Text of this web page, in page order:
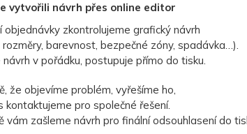
vytvořili návrh přes online editor
objednávky zkontrolujeme grafický návrh
barevnost, bezpečné zóny, spadávka…).
návrh v pořádku, postupuje přímo do tisku.
že objevíme problém, vyřešíme ho,
kontaktujeme pro společné řešení.
vám zašleme návrh pro finální odsouhlasení do